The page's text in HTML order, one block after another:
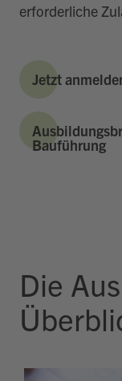
erforderliche
Jetzt
Bauführung
Die